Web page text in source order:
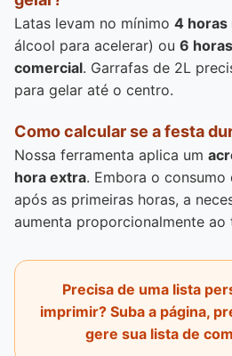
Latas levam no mínimo 4 horas
álcool para acelerar) ou 6
comercial. Garrafas de 2L
para gelar até o centro.
Como calcular se a festa
Nossa ferramenta aplica um
hora extra. Embora o
após as primeiras horas, a
aumenta proporcionalmente ao
Precisa de uma lista
imprimir? Suba a página,
gere sua lista de